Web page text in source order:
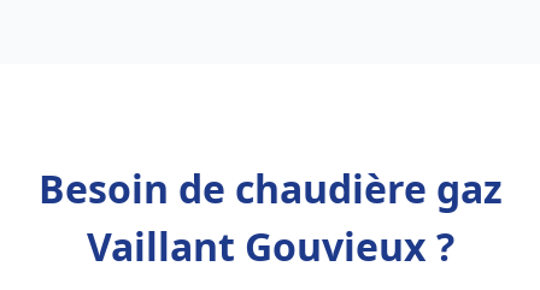
Besoin de chaudière gaz
Vaillant Gouvieux ?